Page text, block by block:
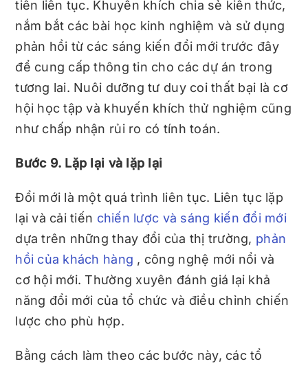
tiến liên tục. Khuyến khích chia sẻ kiến ​​thức,
nắm bắt các bài học kinh nghiệm và sử dụng
phản hồi từ các sáng kiến ​​đổi mới trước đây
để cung cấp thông tin cho các dự án trong
tương lai. Nuôi dưỡng tư duy coi thất bại là cơ
hội học tập và khuyến khích thử nghiệm cũng
như chấp nhận rủi ro có tính toán.
Bước 9. Lặp lại và lặp lại
Đổi mới là một quá trình liên tục. Liên tục lặp
lại và cải tiến chiến lược và sáng kiến ​​đổi mới
dựa trên những thay đổi của thị trường, phản
hồi của khách hàng , công nghệ mới nổi và
cơ hội mới. Thường xuyên đánh giá lại khả
năng đổi mới của tổ chức và điều chỉnh chiến
lược cho phù hợp.
Bằng cách làm theo các bước này, các tổ